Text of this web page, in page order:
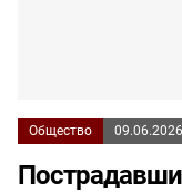
Общество